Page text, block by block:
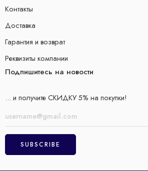
Контакты
Доставка
Гарантия и возврат
Реквизиты компании
Подпишитесь на новости
... и получите СКИДКУ 5% на покупки!